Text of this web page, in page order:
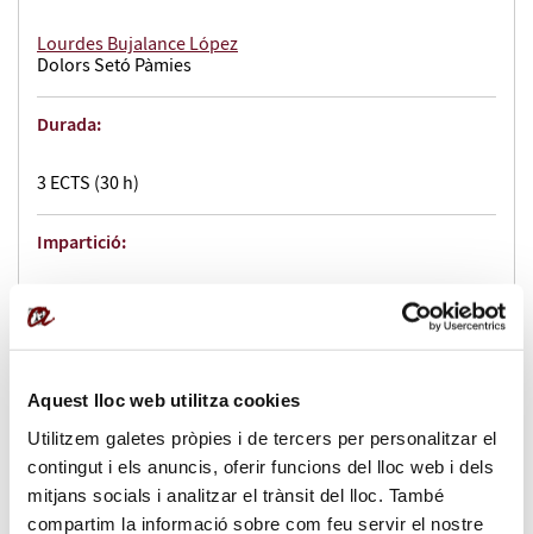
Aquest lloc web utilitza cookies
Utilitzem galetes pròpies i de tercers per personalitzar el
contingut i els anuncis, oferir funcions del lloc web i dels
mitjans socials i analitzar el trànsit del lloc. També
compartim la informació sobre com feu servir el nostre
Lourdes Bujalance López
Dolors Setó Pàmies
Durada:
3 ECTS (30 h)
Impartició:
virtual
Castellà
Dates: